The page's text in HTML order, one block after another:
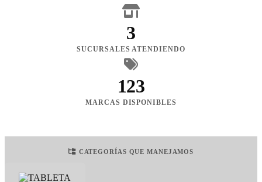
3
SUCURSALES ATENDIENDO
123
MARCAS DISPONIBLES
CATEGORÍAS QUE MANEJAMOS